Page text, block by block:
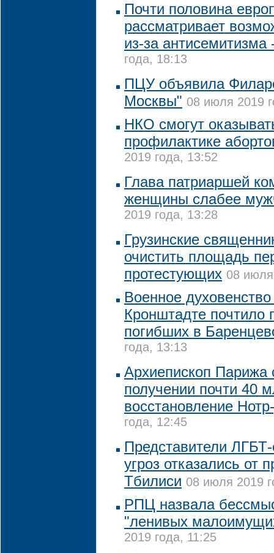
Почти половина
рассматривает
из-за антисемитизма
года, 18:13
ПЦУ объявила
Москвы" 08 июля 2019
НКО смогут
профилактике
2019 года, 13:52
Глава патриаршей
женщины слабее
2019 года, 13:28
Грузинские
очистить площадь
протестующих 08
Военное
Кронштадте почтило
погибших в
года, 13:13
Архиепископ
получении почти 40
восстановление
года, 12:45
Представители
угроз отказались от
Тбилиси 08 июля 2019
РПЦ назвала
"ленивых
2019 года, 11:25